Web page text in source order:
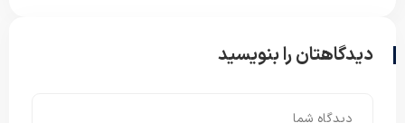
دیدگاهتان را بنویسید